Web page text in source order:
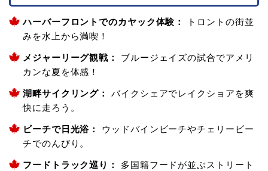
ハーバーフロントでのカヤック体験 ：
トロントの街並
みを水上から満喫！
メジャーリーグ観戦 ：
ブルージェイズの試合でアメリ
カンな夏を体感！
湖畔サイクリング ：
バイクシェアでレイクショアを爽
快に走ろう。
ビーチで日光浴 ：
ウッドバインビーチやチェリービー
チでのんびり。
フードトラック巡り ：
多国籍フードが並ぶストリート